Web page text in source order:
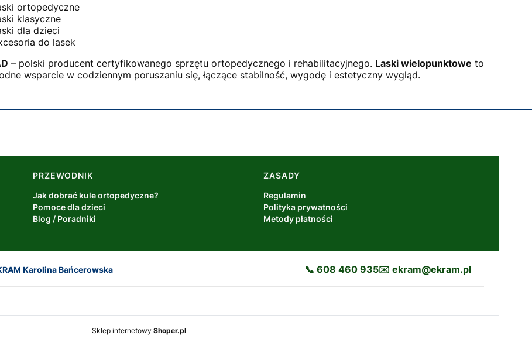
ortopedyczne
klasyczne
dla dzieci
do lasek
– polski producent certyfikowanego sprzętu ortopedycznego i rehabilitacyjnego. Laski wielopunktowe to
wsparcie w codziennym poruszaniu się, łączące stabilność, wygodę i estetyczny wygląd.
PRZEWODNIK
Jak dobrać kule ortopedyczne?
Pomoce dla dzieci
Blog / Poradniki
ZASADY
Regulamin
Polityka prywatności
Metody płatności
Karolina Bańcerowska 📞 608 460 935✉️ ekram@ekram.pl
Sklep internetowy Shoper.pl